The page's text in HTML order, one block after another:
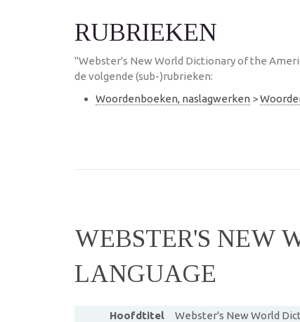
RUBRIEKEN
"Webster's New World Dictionary of the
de volgende (sub-)rubrieken:
Woordenboeken, naslagwerken >
WEBSTER'S NEW
LANGUAGE
Hoofdtitel
Webster's New World